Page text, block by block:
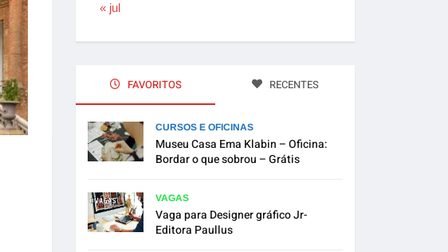
« jul
FAVORITOS RECENTES
CURSOS E OFICINAS
Museu Casa Ema Klabin – Oficina:
Bordar o que sobrou – Grátis
VAGAS
Vaga para Designer gráfico Jr-
Editora Paullus